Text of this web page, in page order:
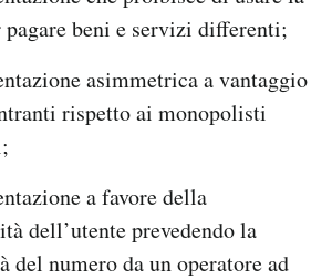
beni e servizi differenti;
asimmetrica a vantaggio
rispetto ai monopolisti
a favore della
dell’utente prevedendo la
del numero da un operatore ad